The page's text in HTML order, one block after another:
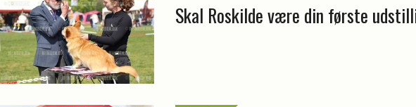
Skal Roskilde være din første